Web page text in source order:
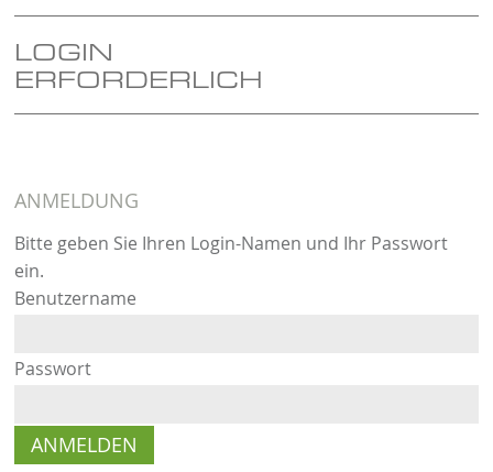
LOGIN
ERFORDERLICH
ANMELDUNG
Bitte geben Sie Ihren Login-Namen und Ihr Passwort
ein.
Benutzername
Passwort